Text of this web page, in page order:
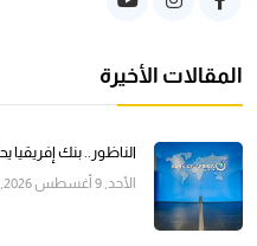
المقالات الأخيرة
الناظور.. بنك إفريقيا
الأحد, 9 أغسطس 2026, 0:27